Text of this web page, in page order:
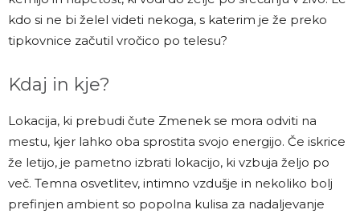
kdo si ne bi želel videti nekoga, s katerim je že preko
tipkovnice začutil vročico po telesu?
Kdaj in kje?
Lokacija, ki prebudi čute Zmenek se mora odviti na
mestu, kjer lahko oba sprostita svojo energijo. Če iskrice
že letijo, je pametno izbrati lokacijo, ki vzbuja željo po
več. Temna osvetlitev, intimno vzdušje in nekoliko bolj
prefinjen ambient so popolna kulisa za nadaljevanje